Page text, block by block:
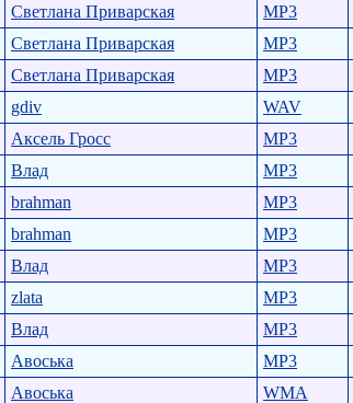
Светлана Приварская MP3
Светлана Приварская MP3
Светлана Приварская MP3
gdiv WAV
Аксель Гросс MP3
Влад MP3
brahman MP3
brahman MP3
Влад MP3
zlata MP3
Влад MP3
Авоська MP3
Авоська WMA